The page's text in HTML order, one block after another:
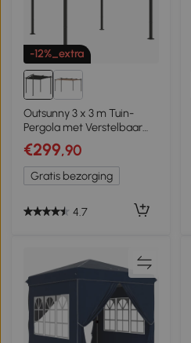
-12%_extra
Outsunny 3 x 3 m Tuin-
Pergola met Verstelbaar
Dak, Metalen Frame,
UPF30+ Bescherming,
Zonnedak voor Veranda,
Terras, Donkergrijs
€299,90
Gratis bezorging
4.7